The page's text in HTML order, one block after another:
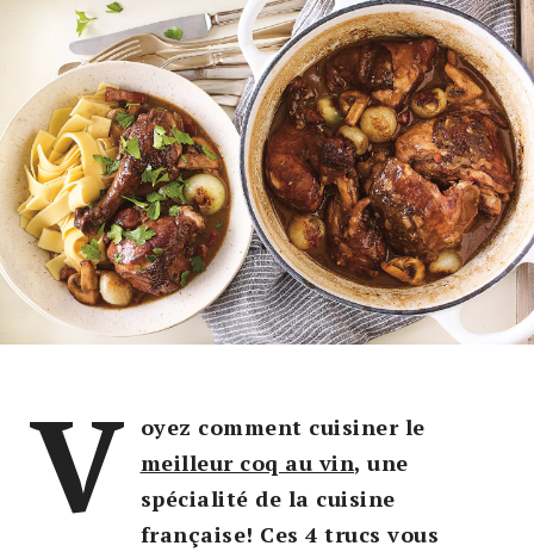
V
oyez comment cuisiner le
meilleur coq au vin, une
spécialité de la cuisine
française! Ces 4 trucs vous